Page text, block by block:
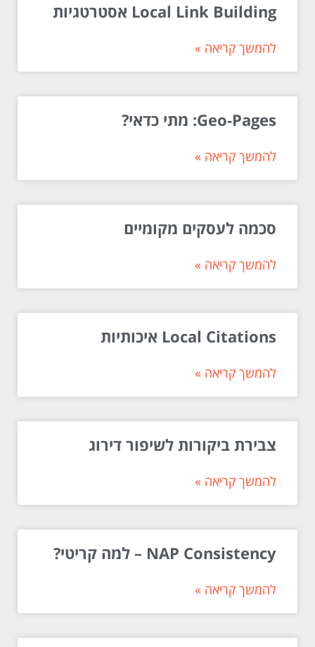
Local Link Building אסטרטגיות
להמשך קריאה »
Geo‑Pages: מתי כדאי?
להמשך קריאה »
סכמה לעסקים מקומיים
להמשך קריאה »
Local Citations איכותיות
להמשך קריאה »
צבירת ביקורות לשיפור דירוג
להמשך קריאה »
NAP Consistency – למה קריטי?
להמשך קריאה »